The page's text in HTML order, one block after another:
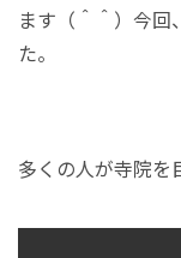
ます（＾＾）今回
た。
多くの人が寺院を